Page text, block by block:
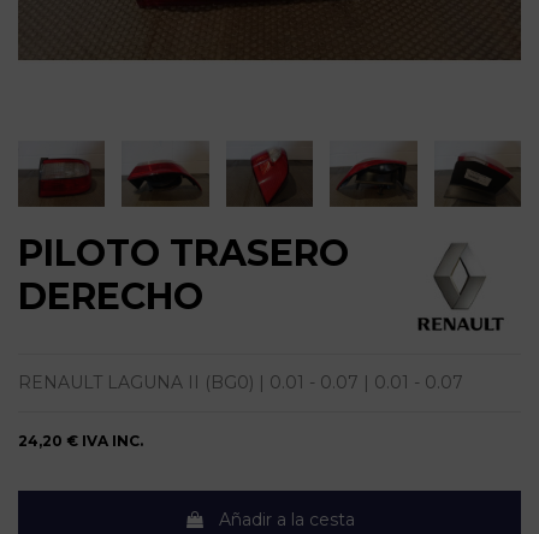
PILOTO TRASERO
DERECHO
RENAULT LAGUNA II (BG0) | 0.01 - 0.07 | 0.01 - 0.07
24,20 € IVA INC.
Añadir a la cesta